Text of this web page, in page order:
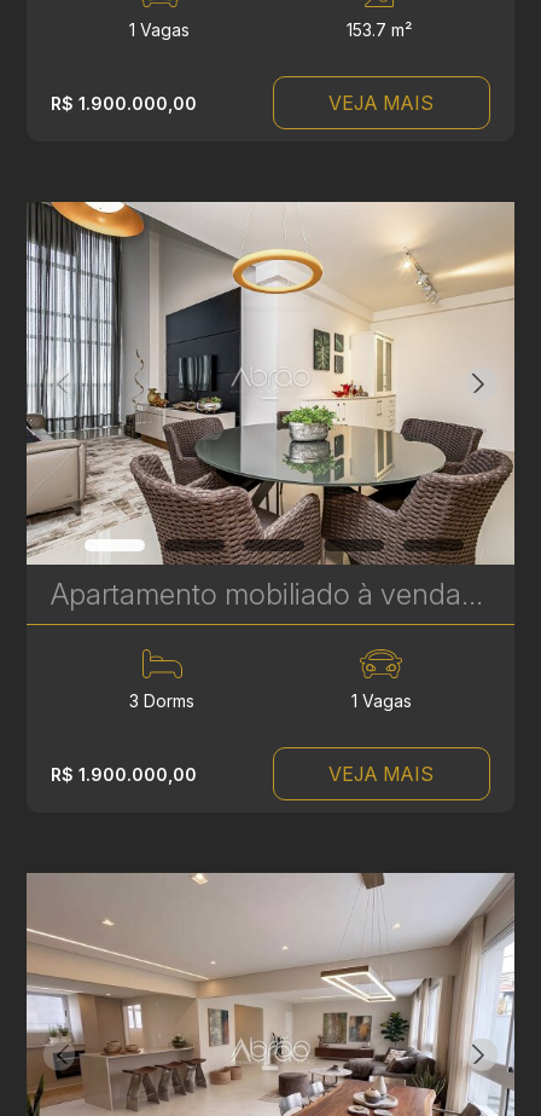
1 Vagas 153.7 m²
R$ 1.900.000,00 VEJA MAIS
Apartamento mobiliado à venda no Soul Batel Soho, com 120,32 m², 3 quartos, sendo 1 suíte | Ref. 1764
3 Dorms 1 Vagas
R$ 1.900.000,00 VEJA MAIS